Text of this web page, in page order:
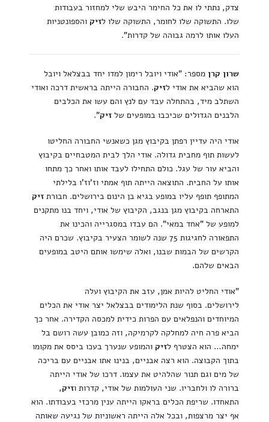
צדק, נתתי לו את כל החימר היבש שלי למחזור בעבודות
שלו. התשוקה שלו לחומר, התשוקה שלו לזיק והספונטניות
העלו אותו לרמה גבוהה של קדרות".
שרון קרןמספר: "אודי ויובל רימון למדו יחד בבצלאל ויובל
הוא שהביא את אודי לזיק. החבורה הייתה בראשית דרכה ואודי
השתלב מיד, בהתחלה עבד עם לנץ והם עשו את הכלבים
הלבנים הגדולים שכיכבו במופעים של זיק".
אודי היה עדיין רפתן בקיבוץ מגן כשאנשי החבורה החליטו
לעשות תוף מחבית גדולה. אודי הלך לבית המטבחיים בקיבוץ
והביא עור של עגל. כולם התחילו לעבד אותו ואחר כך מתחו
אותו על החבית. התוצאה הייתה תוף אמתי וז'וז'ו בלילתי
המתופף תופף עליו במופע בגיא בן הינום בירושלים. חבורת זיק
התארחה בקיבוץ מגן בנגב, הקיבוץ של אודי, ויחד בנו מתקנים
למופע של "אחד במאי". הם עבדו במסגרייה והכינו את
התפאורה לחגיגות 75 שנה לשומר הצעיר בקיבוץ. שכרם היה
הקרשים של הבמות שבנו, ואלה שימשו אותם היטב במופעים
הבאים שלהם.
"אודי החליט להיות אמן, עזב את הקיבוץ ועלה
לירושלים. בסוף שנת הלימודים בבצלאל יצר אודי את הכלים
המיוחדים והנפלאים עם הפרות כידית למכסה הקדירה. אחר כך
הביא פרה חיה למחלקה לקרמיקה, וזה כמובן עשה רושם בל
ימחה… הוא הצטרף לזיק והמופע שנערך בעכו ביסס את מקומו
בתוך הקבוצה. הוא רצה אבניים, בנינו אתו אבניים עם בריכה
של מים וגם תנור שהלהיט את עצמו. דרכו של אודי הייתה
ברורה לו ולחבריו. שני העולמות של אודי, קדרות וזיק,
התאחדו. שריפת הכלים בראקו הייתה ענין מרכזי בעבודתו. הוא
אף יצר מרצפות, ובכל אלה הייתה ראשוניות של נגיעה שאותה